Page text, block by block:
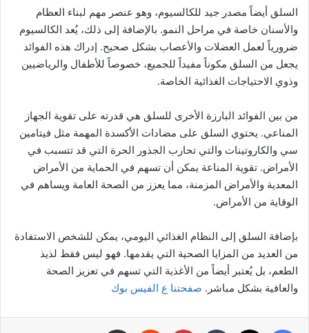
السلق أيضاً مصدر جيد للكالسيوم، وهو عنصر مهم لبناء العظام
والأسنان خاصة في مراحل النمو. بالإضافة إلى ذلك، يُعد الكالسيوم
ضرورياً لعمل العضلات والأعصاب بشكل صحيح. إدراك هذه الفوائد
يجعل من السلق مكوناً مفيداً للجميع، خصوصاً للأطفال والرياضيين
وذوي الاحتياجات الغذائية الخاصة.
من بين الفوائد البارزة الأخرى للسلق هي قدرته على تقوية الجهاز
المناعي. يحتوي السلق على مضادات الأكسدة المهمة مثل فيتامين
سي والكاروتينات والتي تحارب الجذور الحرة التي قد تتسبب في
الأمراض. تقوية المناعة يمكن أن تسهم في الحماية من الأمراض
المعدية والأمراض المزمنة، مما يعزز من الصحة العامة ويساهم في
الوقاية من الأمراض.
بإضافة السلق إلى النظام الغذائي اليومي، يمكن للشخص الاستفادة
من العديد من المزايا الصحية التي يقدمها. فهو ليس فقط لذيذ
الطعم، بل يُعتبر أيضاً من الأغذية التي تسهم في تعزيز الصحة
والعافية بشكل مباشر. صفحتنا ع الفيس بوك
فيسبوك بينتيريست